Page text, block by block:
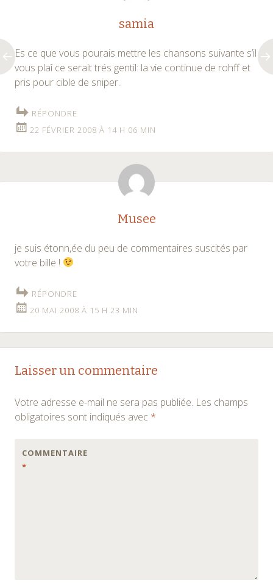
samia
Es ce que vous pourais mettre les chansons suivante s’il
vous plaî ce serait trés gentil: la vie continue de rohff et
pris pour cible de sniper.
RÉPONDRE
22 FÉVRIER 2008 À 14 H 06 MIN
Musee
je suis étonn,ée du peu de commentaires suscités par
votre bille !
RÉPONDRE
20 MAI 2008 À 15 H 23 MIN
Laisser un commentaire
Votre adresse e-mail ne sera pas publiée. Les champs
obligatoires sont indiqués avec *
COMMENTAIRE
*